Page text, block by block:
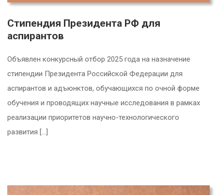
Стипендия Президента РФ для
аспирантов
Объявлен конкурсный отбор 2025 года на назначение
стипендии Президента Российской Федерации для
аспирантов и адъюнктов, обучающихся по очной форме
обучения и проводящих научные исследования в рамках
реализации приоритетов научно-технологического
развития […]